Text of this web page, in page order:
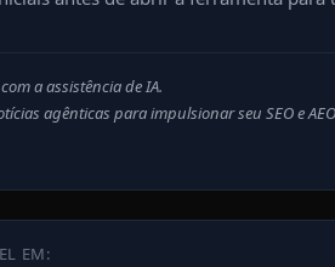
a assistência de IA.
agênticas para impulsionar seu SEO e
EM: